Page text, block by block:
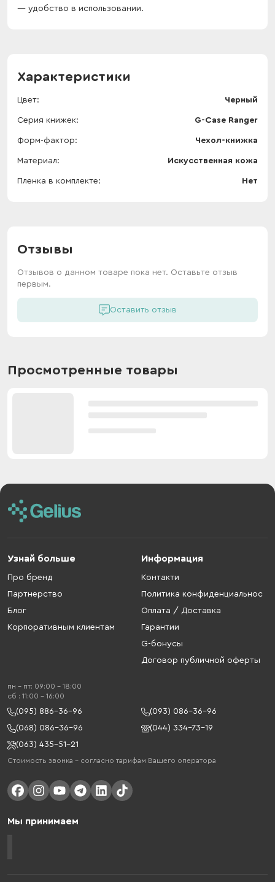
удобство в использовании.
Характеристики
Цвет Черный
Серия книжек G-Case Ranger
Форм-фактор Чехол-книжка
Материал Искусственная кожа
Пленка в комплекте Нет
Отзывы
Отзывов о данном товаре пока нет. Оставьте отзыв
первым.
Оставить отзыв
Просмотренные товары
Узнай больше
Про бренд
Партнерство
Блог
Корпоративным клиентам
Информация
Контакти
Политика конфиденциальнос
Оплата / Доставка
Гарантии
G-бонусы
Договор публичной оферты
пн - пт: 09:00 - 18:00
cб : 11:00 - 16:00
(095) 886-36-96
(093) 086-36-96
(068) 086-36-96
(044) 334-73-19
(063) 435-51-21
Стоимость звонка – согласно тарифам Вашего оператора
Мы принимаем